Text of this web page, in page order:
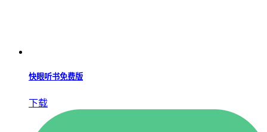
快眼听书免费版
下载